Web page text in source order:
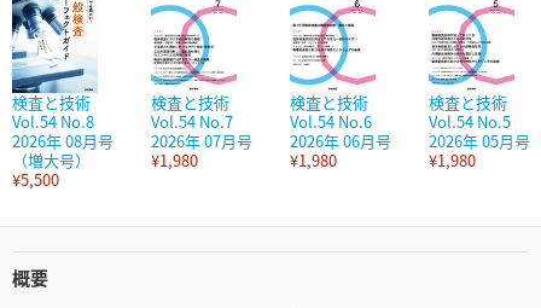
検査と技術
Vol.54 No.8
2026年 08月号
（増大号）
¥5,500
検査と技術
Vol.54 No.7
2026年 07月号
¥1,980
検査と技術
Vol.54 No.6
2026年 06月号
¥1,980
検査と技術
Vol.54 No.5
2026年 05月号
¥1,980
概要